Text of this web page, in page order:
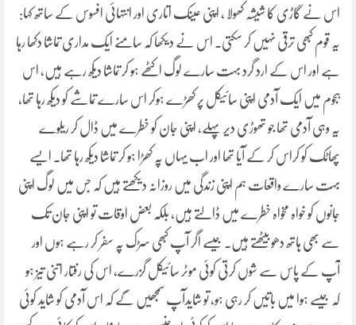
اس نے گاڑی کا شیشہ کھولا ، اپنی عینک اتاری اور انتہائی افسوس کے ساتھ کہا:
یہ قوم کبھی ترقی نہیں کر سکتی۔ اس نے دیکھا کہ سامنے ایک مداری تماشا دکھا رہا
ہے اور اس کے ارد گرد بہت سارے لوگ اکٹھے ہو کر تماشا دیکھ رہے ہیں، اس
ہجوم میں ایک آدمی اپنی سائیکل پر کھڑے ہوکر اس سارے تماشے کو دیکھ رہا تھا،
یہ وہی آدمی تھا جو تھوڑی دیر پہلے، اپنی جان کو خطرے میں ڈال کر ریلوے
پھاٹک کو کراس کر کے آیا تھا اور اب یہاں پہ کھڑا ہو کر تماشا دیکھ رہا تھا۔ ایسے
بہت سارے واقعات ہم اپنی زندگی میں روزانہ دیکھتے ہیں کہ جس میں لوگ اپنی
جانوں کو خواہ مخواہ خطرے میں ڈالتے ہیں، بلکہ بعض اوقات تو اپنی جان تک
سے بھی ہاتھ دھو بیٹھتے ہیں۔ جیسے اگر آپ کبھی سڑک پہ سفر کر رہے ہوں اور
آپ کے پاس سے شوں کرتی کوئی موٹر سائیکل گزرے، اس کی رفتار اتنی تیز ہو
کہ جیسے ہوا میں باتیں کر رہی ہو، تو شایدآپ سمجھیں گے کہ اس آدمی کو شاید کوئی